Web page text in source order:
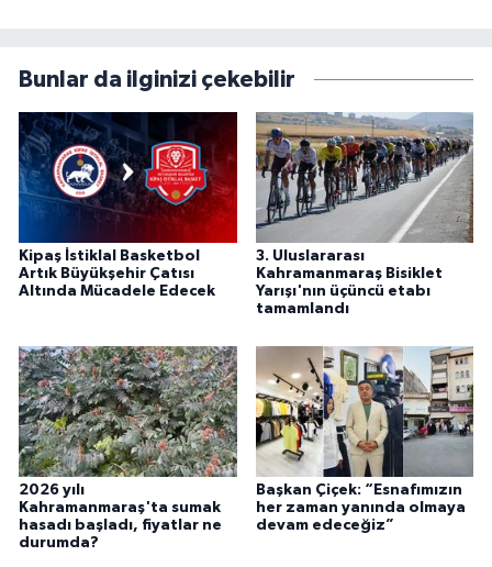
Bunlar da ilginizi çekebilir
Kipaş İstiklal Basketbol
Artık Büyükşehir Çatısı
Altında Mücadele Edecek
3. Uluslararası
Kahramanmaraş Bisiklet
Yarışı'nın üçüncü etabı
tamamlandı
2026 yılı
Kahramanmaraş'ta sumak
hasadı başladı, fiyatlar ne
durumda?
Başkan Çiçek: “Esnafımızın
her zaman yanında olmaya
devam edeceğiz”